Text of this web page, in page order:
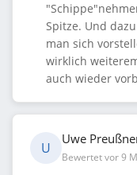
Spitze. Und
man sich
wirklich
auch wieder
U
Uwe
Bewertet vor 9